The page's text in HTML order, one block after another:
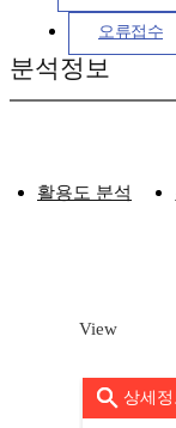
오류접수
분석정보
활용도 분석
View
상세정